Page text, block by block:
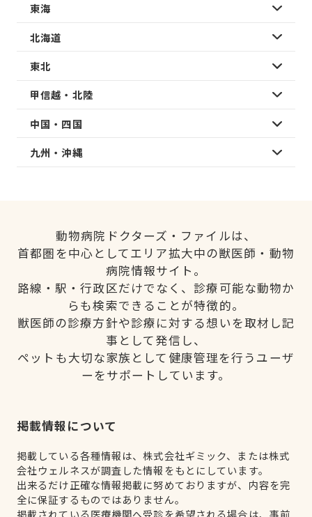
東海
北海道
東北
甲信越・北陸
中国・四国
九州・沖縄
動物病院ドクターズ・ファイルは、
首都圏を中心としてエリア拡大中の獣医師・動物
病院情報サイト。
路線・駅・行政区だけでなく、診療可能な動物か
らも検索できることが特徴的。
獣医師の診療方針や診療に対する想いを取材し記
事として発信し、
ペットも大切な家族として健康管理を行うユーザ
ーをサポートしています。
掲載情報について
掲載している各種情報は、株式会社ギミック、または株式
会社ウェルネスが調査した情報をもとにしています。
出来るだけ正確な情報掲載に努めておりますが、内容を完
全に保証するものではありません。
掲載されている医療機関へ受診を希望される場合は、事前